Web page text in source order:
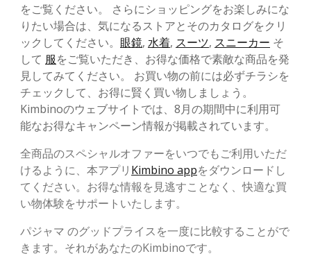
をご覧ください。 さらにショッピングをお楽しみにな
りたい場合は、気になるストアとそのカタログをクリ
ックしてください。 眼鏡, 水着, スーツ, スニーカー そ
して 服をご覧いただき、お得な価格で素敵な商品を発
見してみてください。 お買い物の前には必ずチラシを
チェックして、お得に賢く買い物しましょう。
Kimbinoのウェブサイトでは、8月の期間中に利用可
能なお得なキャンペーン情報が掲載されています。
全商品のスペシャルオファーをいつでもご利用いただ
けるように、本アプリ Kimbino appをダウンロードし
てください。お得な情報を見逃すことなく、快適な買
い物体験をサポートいたします。
パジャマ のグッドプライスを一度に比較することがで
きます。それがあなたのKimbinoです。